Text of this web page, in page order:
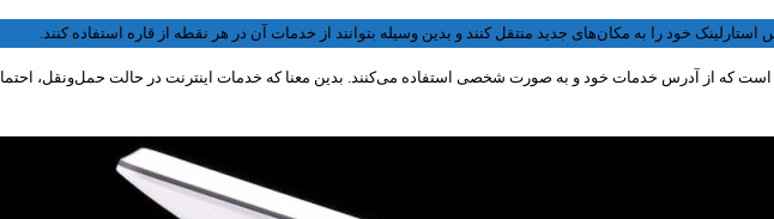
خود را به مکان‌های جدید منتقل کنند و بدین وسیله بتوانند از خدمات آن در هر نقطه‌ از قاره استفاده کنند.
است که از آدرس خدمات خود و به صورت شخصی استفاده می‌کنند. بدین معنا که خدمات اینترنت در حالت حمل‌ونقل،